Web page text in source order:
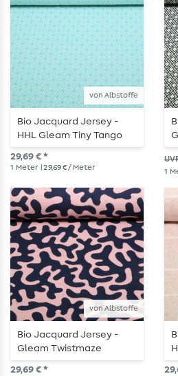
von Albstoffe
Bio Jacquard Jersey -
HHL Gleam Tiny Tango
Knit Türkis
29,69 € *
1 Meter | 29,69 € / Meter
1
von Albstoffe
Bio Jacquard Jersey -
Gleam Twistmaze
Doubleface Navy Rosa
29,69 € *